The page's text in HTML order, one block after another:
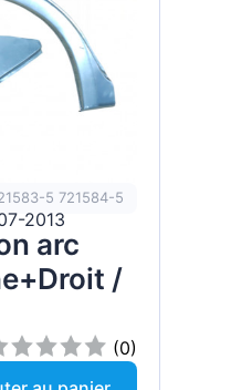
5 721584-5
2013
arc
/
(0)